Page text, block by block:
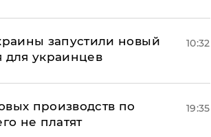
запустили новый
украинцев
10:32
производств по
не платят
19:35